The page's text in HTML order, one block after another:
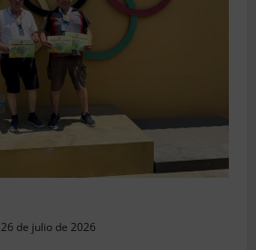
26 de julio de 2026